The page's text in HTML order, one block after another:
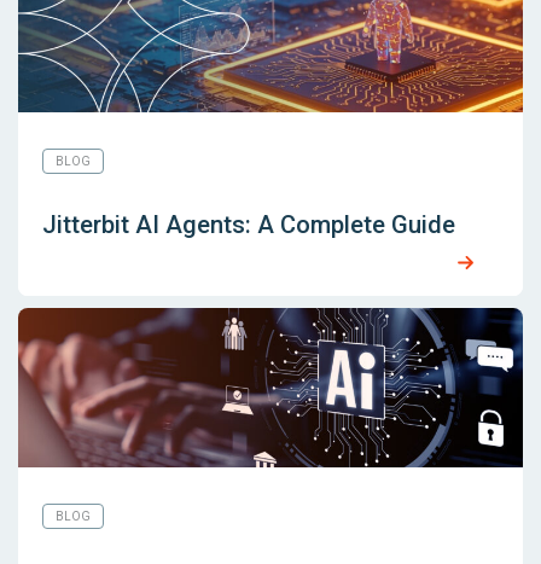
BLOG
Jitterbit AI Agents: A Complete Guide
BLOG